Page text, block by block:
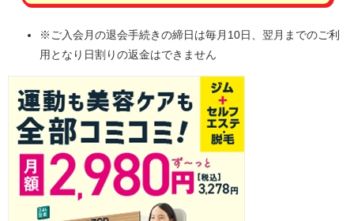
※ご入会月の退会手続きの締日は毎月10日、翌月までのご利
用となり日割りの返金はできません